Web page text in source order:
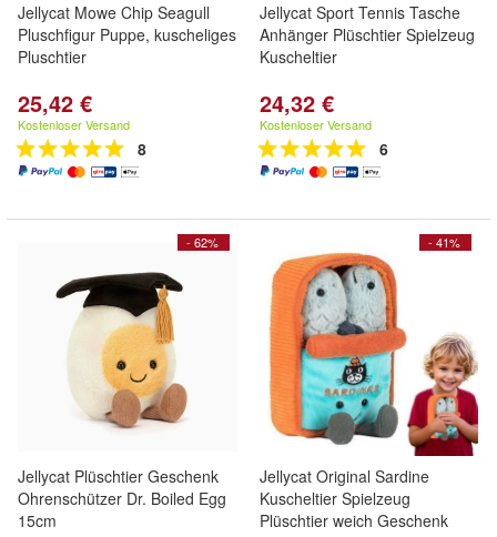
Jellycat Mowe Chip Seagull
Pluschfigur Puppe, kuscheliges
Pluschtier
25,42 €
Kostenloser Versand
8
Jellycat Sport Tennis Tasche
Anhänger Plüschtier Spielzeug
Kuscheltier
24,32 €
Kostenloser Versand
6
- 62%
Jellycat Plüschtier Geschenk
Ohrenschützer Dr. Boiled Egg
15cm
- 41%
Jellycat Original Sardine
Kuscheltier Spielzeug
Plüschtier weich Geschenk